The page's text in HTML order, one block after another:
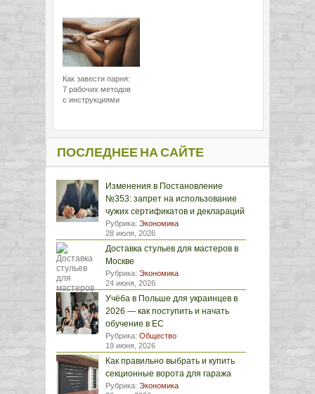
Как завести парня:
7 рабочих методов
с инструкциями
ПОСЛЕДНЕЕ НА САЙТЕ
Изменения в Постановление
№353: запрет на использование
чужих сертификатов и деклараций
Рубрика: Экономика
28 июля, 2026
Доставка стульев для мастеров в
Москве
Рубрика: Экономика
24 июня, 2026
Учёба в Польше для украинцев в
2026 — как поступить и начать
обучение в ЕС
Рубрика: Общество
19 июня, 2026
Как правильно выбрать и купить
секционные ворота для гаража
Рубрика: Экономика